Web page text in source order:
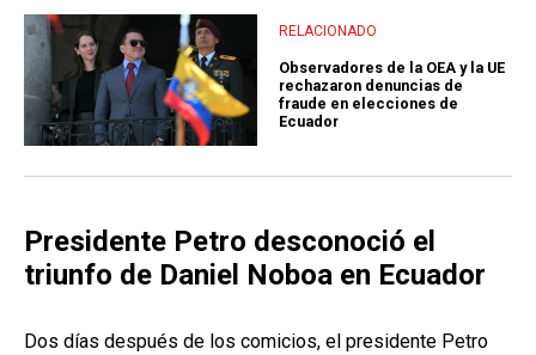
RELACIONADO
Observadores de la OEA y la UE
rechazaron denuncias de
fraude en elecciones de
Ecuador
Presidente Petro desconoció el
triunfo de Daniel Noboa en Ecuador
Dos días después de los comicios, el presidente Petro